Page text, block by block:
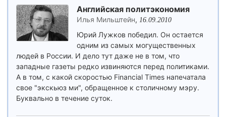
Английская политэкономия
Илья Мильштейн, 16.09.2010
Юрий Лужков победил. Он остается
одним из самых могущественных
людей в России. И дело тут даже не в том, что
западные газеты редко извиняются перед политиками.
А в том, с какой скоростью Financial Times напечатала
свое "экскьюз ми", обращенное к столичному мэру.
Буквально в течение суток.